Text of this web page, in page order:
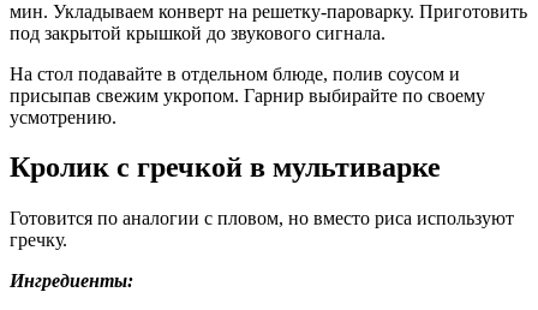
мин. Укладываем конверт на решетку-пароварку. Приготовить
под закрытой крышкой до звукового сигнала.
На стол подавайте в отдельном блюде, полив соусом и
присыпав свежим укропом. Гарнир выбирайте по своему
усмотрению.
Кролик с гречкой в мультиварке
Готовится по аналогии с пловом, но вместо риса используют
гречку.
Ингредиенты: